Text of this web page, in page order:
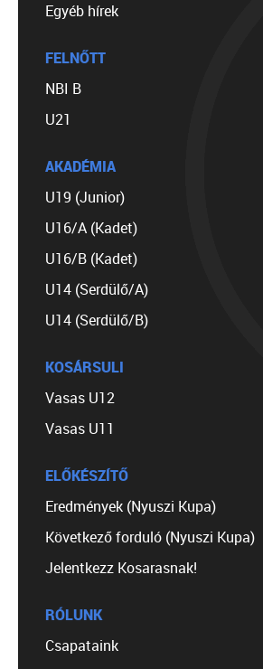
Egyéb hírek
FELNŐTT
NBI B
U21
AKADÉMIA
U19 (Junior)
U16/A (Kadet)
U16/B (Kadet)
U14 (Serdülő/A)
U14 (Serdülő/B)
KOSÁRSULI
Vasas U12
Vasas U11
ELŐKÉSZÍTŐ
Eredmények (Nyuszi Kupa)
Következő forduló (Nyuszi Kupa)
Jelentkezz Kosarasnak!
RÓLUNK
Csapataink